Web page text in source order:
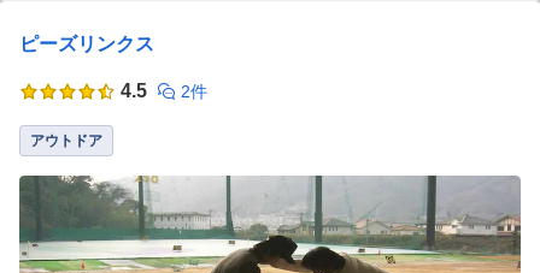
ピーズリンクス
4.5 2件
アウトドア